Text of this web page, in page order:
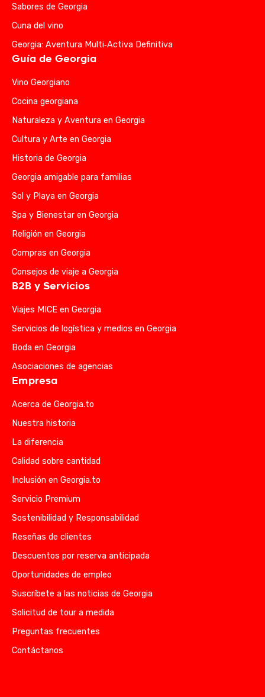
Sabores de Georgia
Cuna del vino
Georgia: Aventura Multi‑Activa Definitiva
Guía de Georgia
Vino Georgiano
Cocina georgiana
Naturaleza y Aventura en Georgia
Cultura y Arte en Georgia
Historia de Georgia
Georgia amigable para familias
Sol y Playa en Georgia
Spa y Bienestar en Georgia
Religión en Georgia
Compras en Georgia
Consejos de viaje a Georgia
B2B y Servicios
Viajes MICE en Georgia
Servicios de logística y medios en Georgia
Boda en Georgia
Asociaciones de agencias
Empresa
Acerca de Georgia.to
Nuestra historia
La diferencia
Calidad sobre cantidad
Inclusión en Georgia.to
Servicio Premium
Sostenibilidad y Responsabilidad
Reseñas de clientes
Descuentos por reserva anticipada
Oportunidades de empleo
Suscríbete a las noticias de Georgia
Solicitud de tour a medida
Preguntas frecuentes
Contáctanos